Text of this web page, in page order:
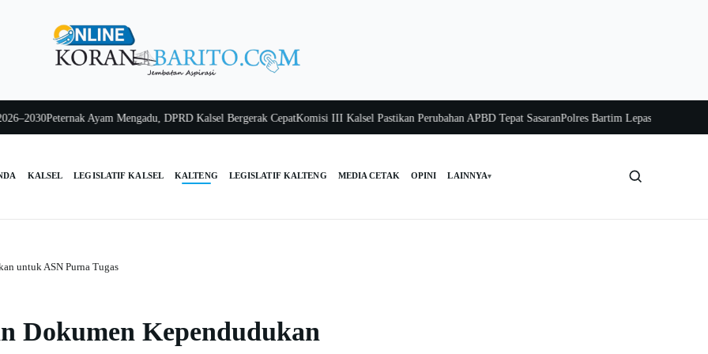
Peternak Ayam Mengadu, DPRD Kalsel Bergerak CepatKomisi III Kalsel Pastikan Perubahan APBD Tepat SasaranPolres Bartim Lepas Bakti Sosial untuk
KALSEL LEGISLATIF KALSEL KALTENG LEGISLATIF KALTENG MEDIA CETAK OPINI LAINNYA▾
untuk ASN Purna Tugas
Dokumen Kependudukan